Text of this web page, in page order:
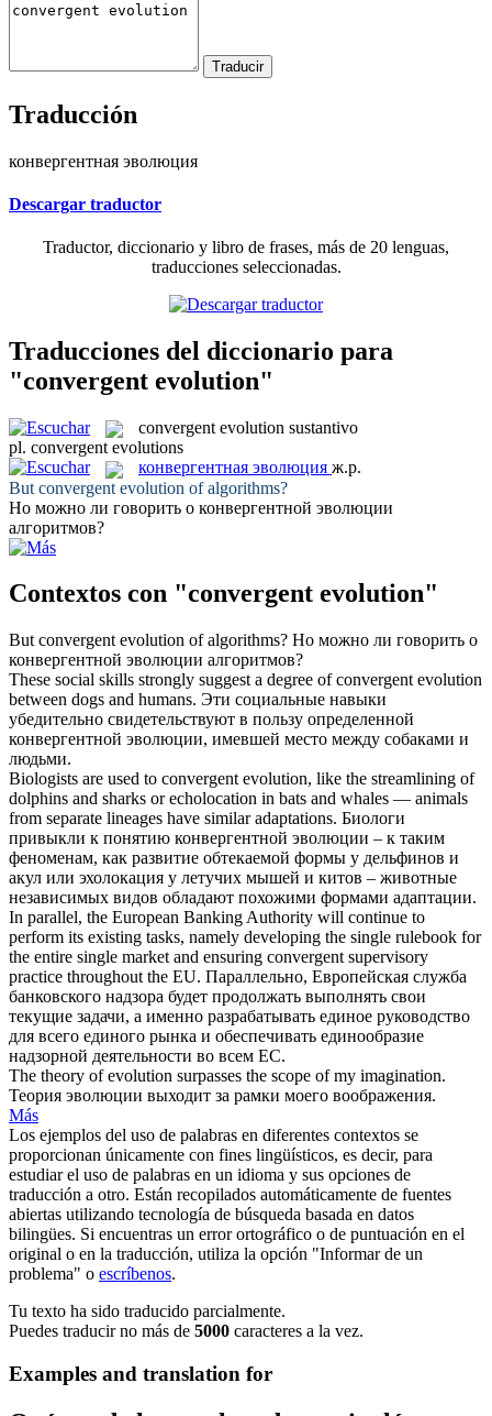
Traducción
конвергентная эволюция
Descargar traductor
Traductor, diccionario y libro de frases, más de 20 lenguas,
traducciones seleccionadas.
Traducciones del diccionario para
"convergent evolution"
convergent evolution sustantivo
pl. convergent evolutions
конвергентная эволюция ж.р.
But convergent evolution of algorithms?
Но можно ли говорить о конвергентной эволюции
алгоритмов?
Contextos con "convergent evolution"
But convergent evolution of algorithms? Но можно ли говорить о
конвергентной эволюции алгоритмов?
These social skills strongly suggest a degree ofconvergent evolution
between dogs and humans. Эти социальные навыки
убедительно свидетельствуют в пользу определенной
конвергентной эволюции, имевшей место между собаками и
людьми.
Biologists are used to convergent evolution, like the streamlining of
dolphins and sharks or echolocation in bats and whales — animals
from separate lineages have similar adaptations. Биологи
привыкли к понятию конвергентной эволюции – к таким
феноменам, как развитие обтекаемой формы у дельфинов и
акул или эхолокация у летучих мышей и китов – животные
независимых видов обладают похожими формами адаптации.
In parallel, the European Banking Authority will continue to
perform its existing tasks, namely developing the single rulebook for
the entire single market and ensuring convergent supervisory
practice throughout the EU. Параллельно, Европейская служба
банковского надзора будет продолжать выполнять свои
текущие задачи, а именно разрабатывать единое руководство
для всего единого рынка и обеспечивать единообразие
надзорной деятельности во всем ЕС.
The theory ofevolution surpasses the scope of my imagination.
Теория эволюции выходит за рамки моего воображения.
Más
Los ejemplos del uso de palabras en diferentes contextos se
proporcionan únicamente con fines lingüísticos, es decir, para
estudiar el uso de palabras en un idioma y sus opciones de
traducción a otro. Están recopilados automáticamente de fuentes
abiertas utilizando tecnología de búsqueda basada en datos
bilingües. Si encuentras un error ortográfico o de puntuación en el
original o en la traducción, utiliza la opción "Informar de un
problema" o escríbenos.
Tu texto ha sido traducido parcialmente.
Puedes traducir no más de 5000 caracteres a la vez.
Examples and translation for